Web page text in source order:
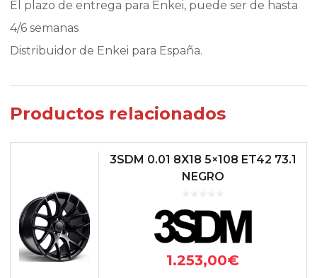
El plazo de entrega para Enkei, puede ser de hasta
4/6 semanas
Distribuidor de Enkei para España.
Productos relacionados
3SDM 0.01 8X18 5×108 ET42 73.1
NEGRO
1.253,00€